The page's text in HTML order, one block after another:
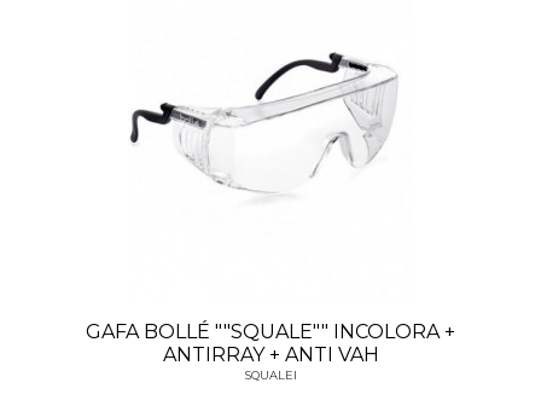
GAFA BOLLÉ ""SQUALE"" INCOLORA +
ANTIRRAY + ANTI VAH
SQUALEI